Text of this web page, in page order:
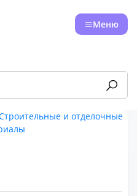
Меню
и отделочные